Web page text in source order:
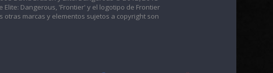
Dangerous, 'Frontier' y el logotipo de Frontier
otras marcas y elementos sujetos a copyright son